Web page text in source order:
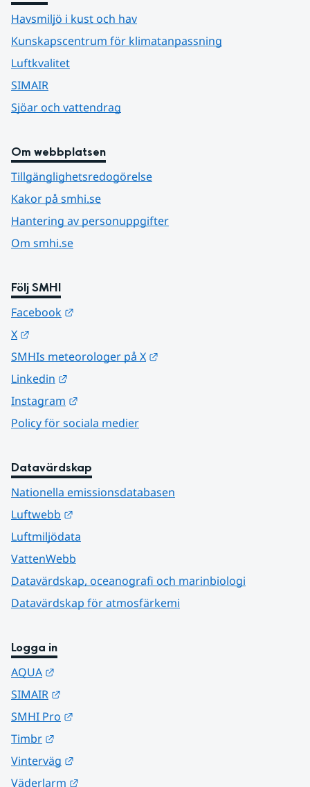
Havsmiljö i kust och hav
Kunskapscentrum för klimatanpassning
Luftkvalitet
SIMAIR
Sjöar och vattendrag
Om webbplatsen
Tillgänglighetsredogörelse
Kakor på smhi.se
Hantering av personuppgifter
Om smhi.se
Följ SMHI
Facebook
X
SMHIs meteorologer på X
Linkedin
Instagram
Policy för sociala medier
Datavärdskap
Nationella emissionsdatabasen
Luftwebb
Luftmiljödata
VattenWebb
Datavärdskap, oceanografi och marinbiologi
Datavärdskap för atmosfärkemi
Logga in
AQUA
SIMAIR
SMHI Pro
Timbr
Vinterväg
Väderlarm